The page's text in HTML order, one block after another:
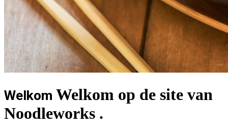
Welkom Welkom op de site van
Noodleworks .